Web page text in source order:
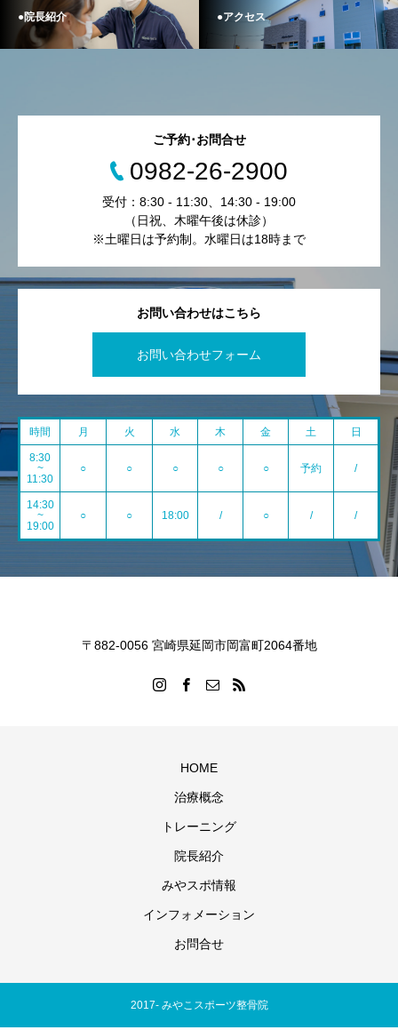
●院長紹介 ●アクセス
お問い合わせはこちら
お問い合わせフォーム
ご予約･お問合せ
0982-26-2900
受付：8:30 - 11:30、14:30 - 19:00
（日祝、木曜午後は休診）
※土曜日は予約制。水曜日は18時まで
時間 月 火 水 木 金 土 日
8:30
~
11:30
○ ○ ○ ○ ○ 予約 /
14:30
~
19:00
○ ○ 18:00 / ○ / /
〒882-0056 宮崎県延岡市岡富町2064番地
HOME
治療概念
トレーニング
院長紹介
みやスポ情報
インフォメーション
お問合せ
2017- みやこスポーツ整骨院